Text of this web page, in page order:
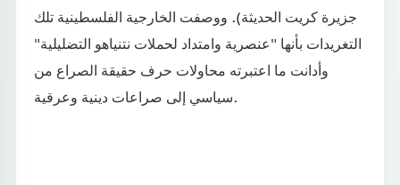
جزيرة كريت الحديثة). ووصفت الخارجية الفلسطينية تلك
التغريدات بأنها "عنصرية وامتداد لحملات نتنياهو التضليلية"
وأدانت ما اعتبرته محاولات حرف حقيقة الصراع من
سياسي إلى صراعات دينية وعرقية.